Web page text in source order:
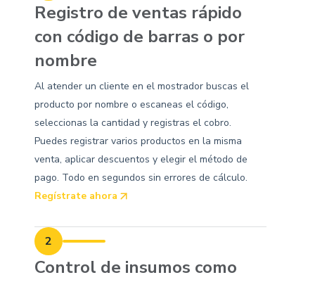
Registro de ventas rápido
con código de barras o por
nombre
Al atender un cliente en el mostrador buscas el
producto por nombre o escaneas el código,
seleccionas la cantidad y registras el cobro.
Puedes registrar varios productos en la misma
venta, aplicar descuentos y elegir el método de
pago. Todo en segundos sin errores de cálculo.
Regístrate ahora
2
Control de insumos como